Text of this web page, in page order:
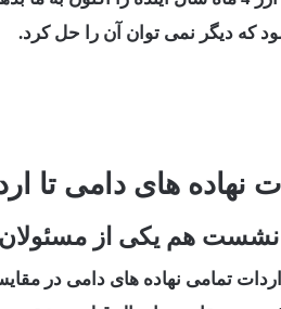
که دیگر نمی توان آن را حل کرد.
نهاده های دامی تا
هم یکی از
تمامی نهاده های دامی در